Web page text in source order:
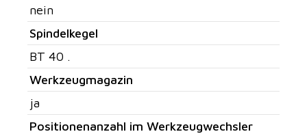
nein
Spindelkegel
BT 40 .
Werkzeugmagazin
ja
Positionenanzahl im Werkzeugwechsler